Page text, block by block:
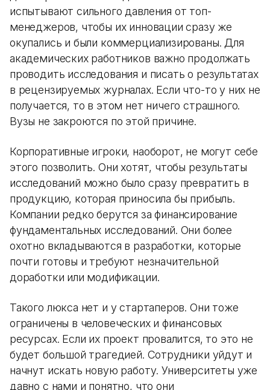
испытывают сильного давления от топ-
менеджеров, чтобы их инновации сразу же
окупались и были коммерциализированы. Для
академических работников важно продолжать
проводить исследования и писать о результатах
в рецензируемых журналах. Если что-то у них не
получается, то в этом нет ничего страшного.
Вузы не закроются по этой причине.
Корпоративные игроки, наоборот, не могут себе
этого позволить. Они хотят, чтобы результаты
исследований можно было сразу превратить в
продукцию, которая приносила бы прибыль.
Компании редко берутся за финансирование
фундаментальных исследований. Они более
охотно вкладываются в разработки, которые
почти готовы и требуют незначительной
доработки или модификации.
Такого люкса нет и у стартаперов. Они тоже
ограничены в человеческих и финансовых
ресурсах. Если их проект провалится, то это не
будет большой трагедией. Сотрудники уйдут и
начнут искать новую работу. Университеты уже
давно с нами и понятно, что они